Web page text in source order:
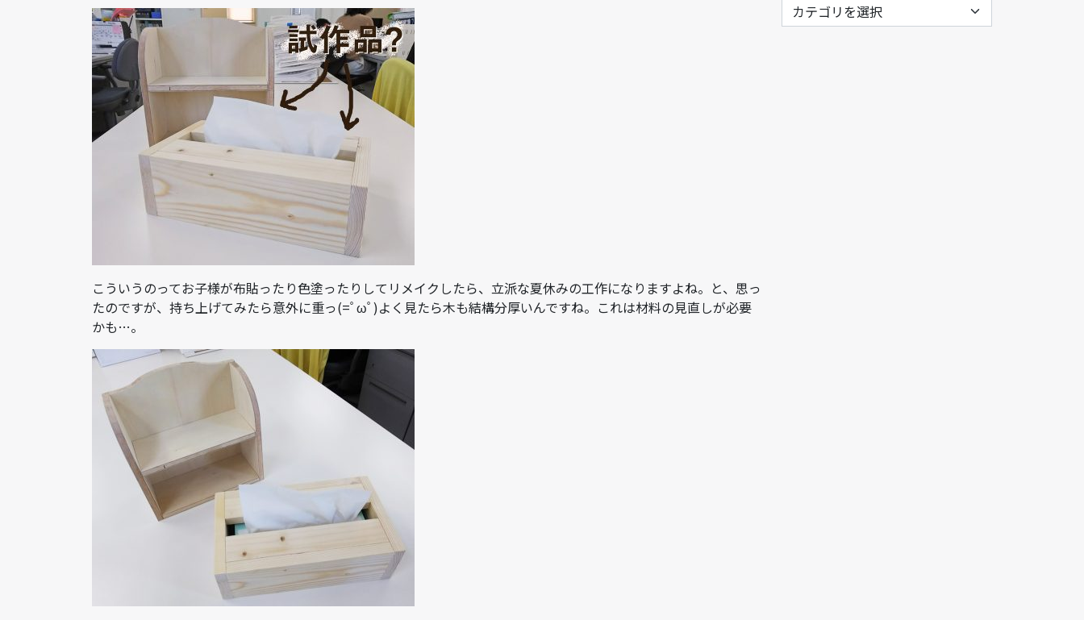
こういうのってお子様が布貼ったり色塗ったりしてリメイクしたら、立派な夏休みの工作になりますよね。と、思っ
たのですが、持ち上げてみたら意外に重っ(=ﾟωﾟ)よく見たら木も結構分厚いんですね。これは材料の見直しが必要
かも…。